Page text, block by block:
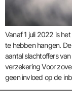
Vanaf 1 juli 2022 is
te hebben hangen.
aantal slachtoffers
verzekering Voor
geen invloed op de